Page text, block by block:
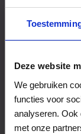
Deze website
We gebruiken
functies voor
analyseren. Ook
met onze
Hoelang
Het
is
Kan ik